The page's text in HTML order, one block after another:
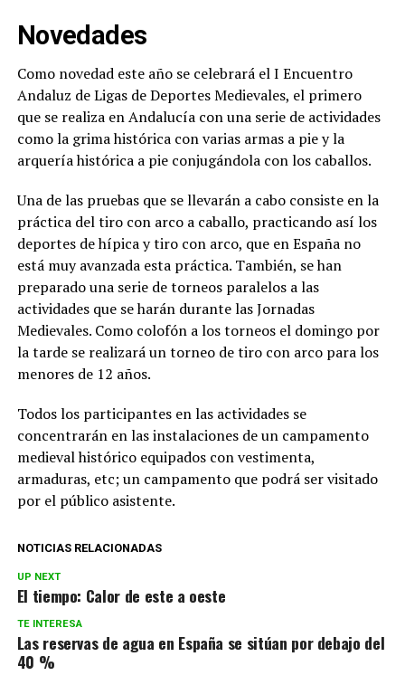
Novedades
Como novedad este año se celebrará el I Encuentro
Andaluz de Ligas de Deportes Medievales, el primero
que se realiza en Andalucía con una serie de actividades
como la grima histórica con varias armas a pie y la
arquería histórica a pie conjugándola con los caballos.
Una de las pruebas que se llevarán a cabo consiste en la
práctica del tiro con arco a caballo, practicando así los
deportes de hípica y tiro con arco, que en España no
está muy avanzada esta práctica. También, se han
preparado una serie de torneos paralelos a las
actividades que se harán durante las Jornadas
Medievales. Como colofón a los torneos el domingo por
la tarde se realizará un torneo de tiro con arco para los
menores de 12 años.
Todos los participantes en las actividades se
concentrarán en las instalaciones de un campamento
medieval histórico equipados con vestimenta,
armaduras, etc; un campamento que podrá ser visitado
por el público asistente.
NOTICIAS RELACIONADAS
UP NEXT
El tiempo: Calor de este a oeste
TE INTERESA
Las reservas de agua en España se sitúan por debajo del
40 %